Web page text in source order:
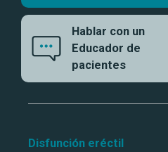
Hablar con un
Educador de
pacientes
Disfunción eréctil